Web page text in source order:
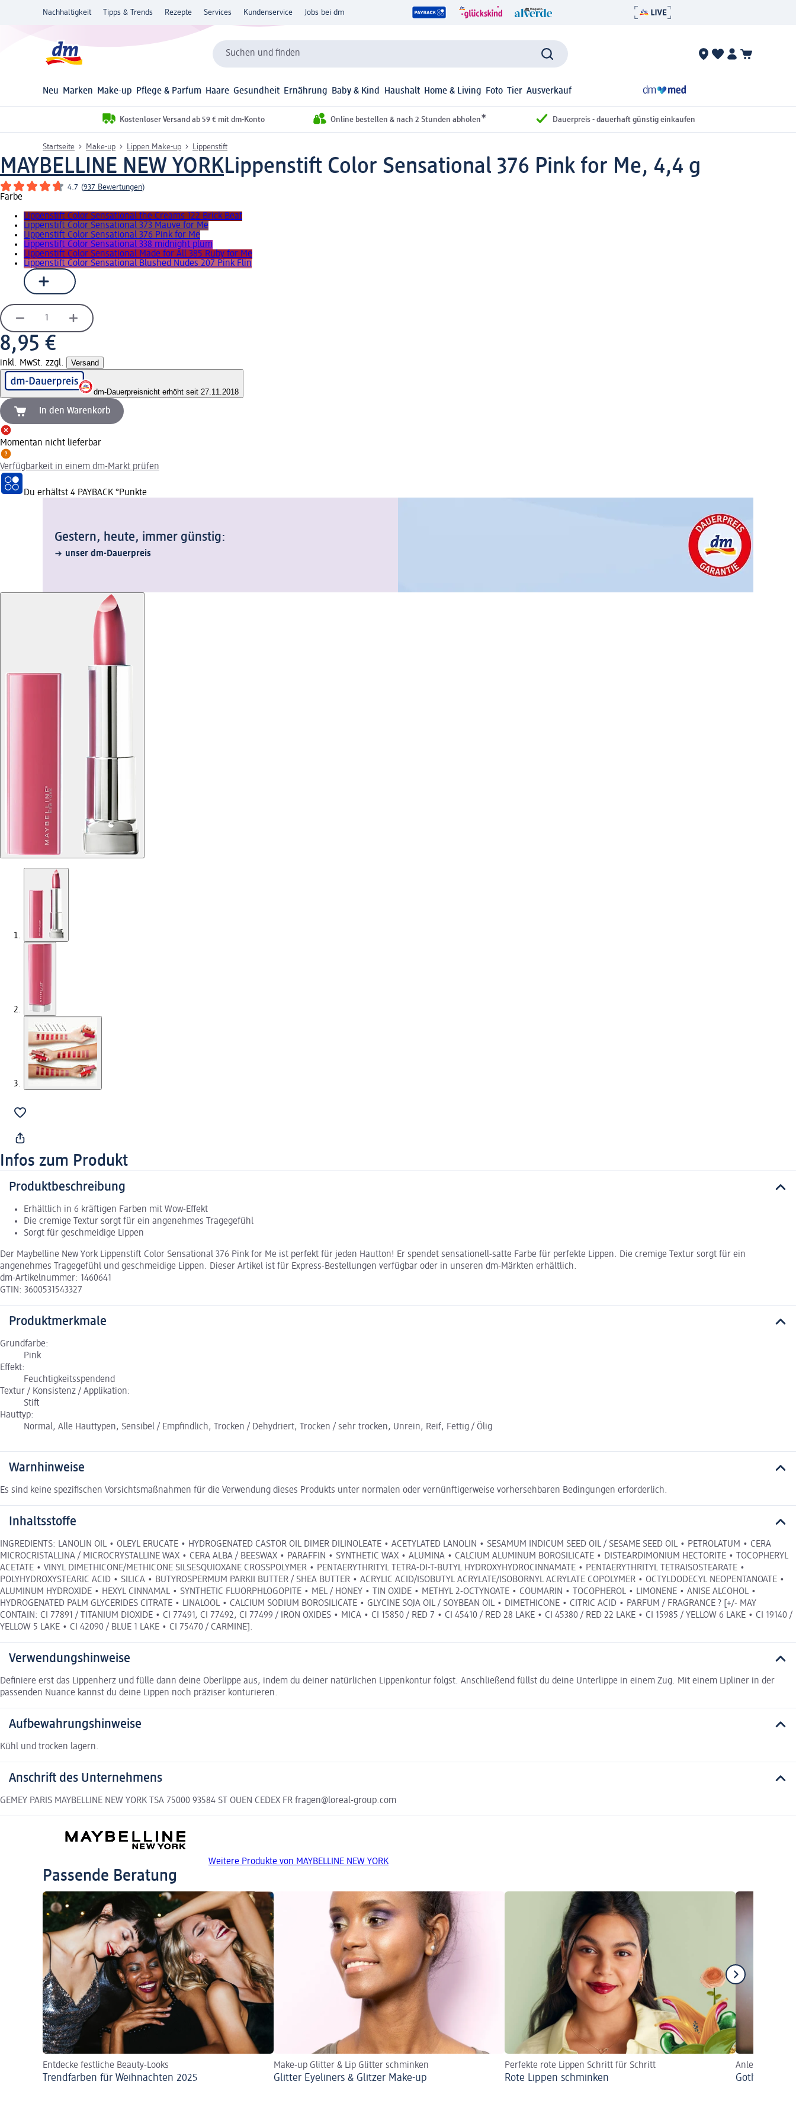
Nachhaltigkeit Tipps & Trends Rezepte Services Kundenservice Jobs bei dm
Suchen und finden
Neu Marken Make-up Pflege & Parfum Haare Gesundheit Ernährung Baby & Kind Haushalt Home & Living Foto Tier Ausverkauf
Kostenloser Versand ab 59 € mit dm-Konto Online bestellen & nach 2 Stunden abholen* Dauerpreis - dauerhaft günstig einkaufen
Startseite Make-up Lippen Make-up Lippenstift
MAYBELLINE NEW YORKLippenstift Color Sensational 376 Pink for Me, 4,4 g
4.7 (937 Bewertungen)
Farbe
Lippenstift Color Sensational the Creams 122 Brick Beat
Lippenstift Color Sensational 373 Mauve for Me
Lippenstift Color Sensational 376 Pink for Me
Lippenstift Color Sensational 338 midnight plum
Lippenstift Color Sensational Made for All 385 Ruby for Me
Lippenstift Color Sensational Blushed Nudes 207 Pink Flin
8,95 €
inkl. MwSt. zzgl. Versand
dm-Dauerpreisnicht erhöht seit 27.11.2018
In den Warenkorb
Momentan nicht lieferbar
Verfügbarkeit in einem dm-Markt prüfen
Du erhältst 4 PAYBACK °Punkte
Gestern, heute, immer günstig:
unser dm-Dauerpreis
Infos zum Produkt
Produktbeschreibung
Erhältlich in 6 kräftigen Farben mit Wow-Effekt
Die cremige Textur sorgt für ein angenehmes Tragegefühl
Sorgt für geschmeidige Lippen
Der Maybelline New York Lippenstift Color Sensational 376 Pink for Me ist perfekt für jeden Hautton! Er spendet sensationell-satte Farbe für perfekte Lippen. Die cremige Textur sorgt für ein
angenehmes Tragegefühl und geschmeidige Lippen. Dieser Artikel ist für Express-Bestellungen verfügbar oder in unseren dm-Märkten erhältlich.
dm-Artikelnummer: 1460641
GTIN: 3600531543327
Produktmerkmale
Grundfarbe:
Pink
Effekt:
Feuchtigkeitsspendend
Textur / Konsistenz / Applikation:
Stift
Hauttyp:
Normal, Alle Hauttypen, Sensibel / Empfindlich, Trocken / Dehydriert, Trocken / sehr trocken, Unrein, Reif, Fettig / Ölig
Warnhinweise
Es sind keine spezifischen Vorsichtsmaßnahmen für die Verwendung dieses Produkts unter normalen oder vernünftigerweise vorhersehbaren Bedingungen erforderlich.
Inhaltsstoffe
INGREDIENTS: LANOLIN OIL • OLEYL ERUCATE • HYDROGENATED CASTOR OIL DIMER DILINOLEATE • ACETYLATED LANOLIN • SESAMUM INDICUM SEED OIL / SESAME SEED OIL • PETROLATUM • CERA
MICROCRISTALLINA / MICROCRYSTALLINE WAX • CERA ALBA / BEESWAX • PARAFFIN • SYNTHETIC WAX • ALUMINA • CALCIUM ALUMINUM BOROSILICATE • DISTEARDIMONIUM HECTORITE • TOCOPHERYL
ACETATE • VINYL DIMETHICONE/METHICONE SILSESQUIOXANE CROSSPOLYMER • PENTAERYTHRITYL TETRA-DI-T-BUTYL HYDROXYHYDROCINNAMATE • PENTAERYTHRITYL TETRAISOSTEARATE •
POLYHYDROXYSTEARIC ACID • SILICA • BUTYROSPERMUM PARKII BUTTER / SHEA BUTTER • ACRYLIC ACID/ISOBUTYL ACRYLATE/ISOBORNYL ACRYLATE COPOLYMER • OCTYLDODECYL NEOPENTANOATE •
ALUMINUM HYDROXIDE • HEXYL CINNAMAL • SYNTHETIC FLUORPHLOGOPITE • MEL / HONEY • TIN OXIDE • METHYL 2-OCTYNOATE • COUMARIN • TOCOPHEROL • LIMONENE • ANISE ALCOHOL •
HYDROGENATED PALM GLYCERIDES CITRATE • LINALOOL • CALCIUM SODIUM BOROSILICATE • GLYCINE SOJA OIL / SOYBEAN OIL • DIMETHICONE • CITRIC ACID • PARFUM / FRAGRANCE ? [+/- MAY
CONTAIN: CI 77891 / TITANIUM DIOXIDE • CI 77491, CI 77492, CI 77499 / IRON OXIDES • MICA • CI 15850 / RED 7 • CI 45410 / RED 28 LAKE • CI 45380 / RED 22 LAKE • CI 15985 / YELLOW 6 LAKE • CI 19140 /
YELLOW 5 LAKE • CI 42090 / BLUE 1 LAKE • CI 75470 / CARMINE].
Verwendungshinweise
Definiere erst das Lippenherz und fülle dann deine Oberlippe aus, indem du deiner natürlichen Lippenkontur folgst. Anschließend füllst du deine Unterlippe in einem Zug. Mit einem Lipliner in der
passenden Nuance kannst du deine Lippen noch präziser konturieren.
Aufbewahrungshinweise
Kühl und trocken lagern.
Anschrift des Unternehmens
GEMEY PARIS MAYBELLINE NEW YORK TSA 75000 93584 ST OUEN CEDEX FR fragen@loreal-group.com
Weitere Produkte von MAYBELLINE NEW YORK
Passende Beratung
Entdecke festliche Beauty-Looks
Trendfarben für Weihnachten 2025
Make-up Glitter & Lip Glitter schminken
Glitter Eyeliners & Glitzer Make-up
Perfekte rote Lippen Schritt für Schritt
Rote Lippen schminken
Anleitung,
Goth Lips